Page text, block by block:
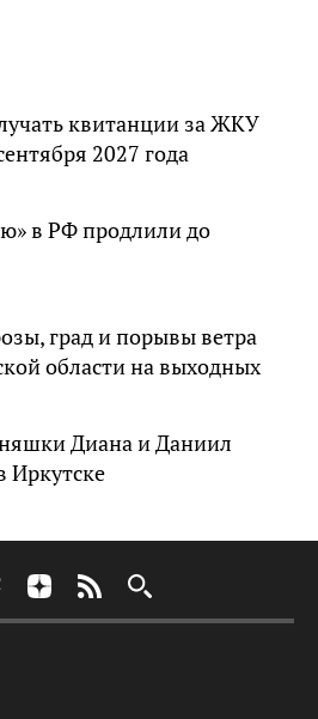
квитанции за ЖКУ
2027 года
в РФ продлили до
град и порывы ветра
области на выходных
Диана и Даниил
Иркутске